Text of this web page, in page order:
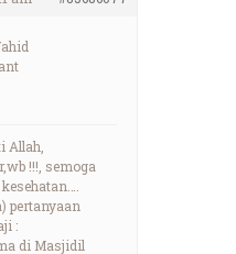
Allah,
!!!, semoga
pertanyaan
:
di Masjidil